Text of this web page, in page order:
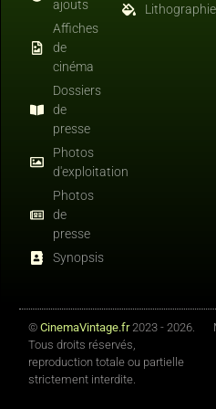
ajouts
Affiches
de
cinéma
Dossiers
de
presse
Photos
d'exploitation
Photos
de
presse
Synopsis
© CinemaVintage.fr2023 - 2026.
Tous droits réservés,
reproduction totale ou partielle
strictement interdite.